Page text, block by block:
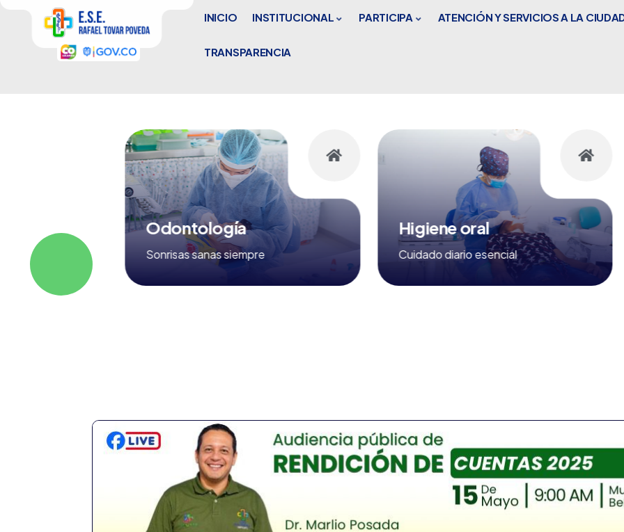
INICIO INSTITUCIONAL PARTICIPA ATENCIÓN Y SERVICIOS A LA
TRANSPARENCIA
Odontología
Sonrisas sanas siempre
Higiene oral
Cuidado diario esencial